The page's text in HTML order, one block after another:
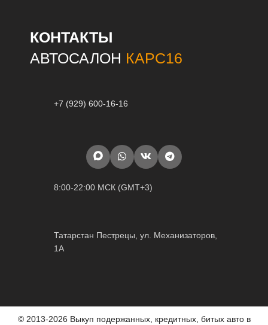
КОНТАКТЫ
АВТОСАЛОН КАРС16
+7 (929) 600-16-16
8:00-22:00 МСК (GMT+3)
Татарстан Пестрецы, ул. Механизаторов,
1А
© 2013-2026 Выкуп подержанных, кредитных, битых авто в